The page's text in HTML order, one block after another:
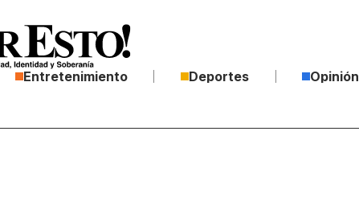
Entretenimiento Deportes Opinión